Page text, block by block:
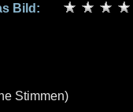
Bild:
Stimmen)